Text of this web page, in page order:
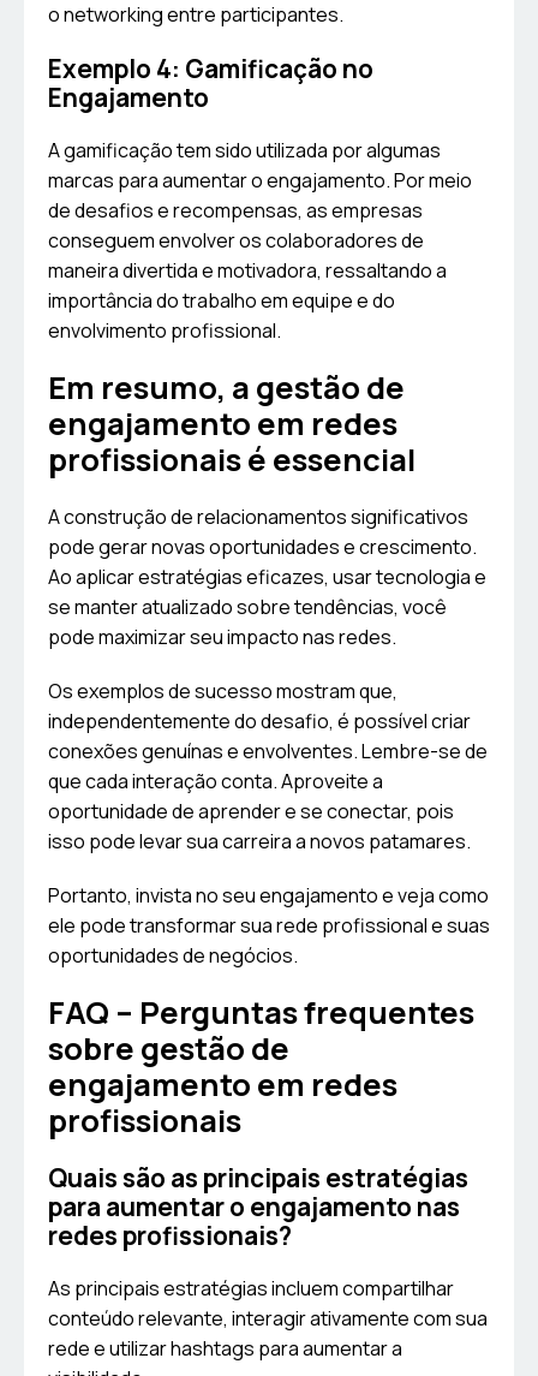
o networking entre participantes.
Exemplo 4: Gamificação no
Engajamento
A gamificação tem sido utilizada por algumas
marcas para aumentar o engajamento. Por meio
de desafios e recompensas, as empresas
conseguem envolver os colaboradores de
maneira divertida e motivadora, ressaltando a
importância do trabalho em equipe e do
envolvimento profissional.
Em resumo, a gestão de
engajamento em redes
profissionais é essencial
A construção de relacionamentos significativos
pode gerar novas oportunidades e crescimento.
Ao aplicar estratégias eficazes, usar tecnologia e
se manter atualizado sobre tendências, você
pode maximizar seu impacto nas redes.
Os exemplos de sucesso mostram que,
independentemente do desafio, é possível criar
conexões genuínas e envolventes. Lembre-se de
que cada interação conta. Aproveite a
oportunidade de aprender e se conectar, pois
isso pode levar sua carreira a novos patamares.
Portanto, invista no seu engajamento e veja como
ele pode transformar sua rede profissional e suas
oportunidades de negócios.
FAQ – Perguntas frequentes
sobre gestão de
engajamento em redes
profissionais
Quais são as principais estratégias
para aumentar o engajamento nas
redes profissionais?
As principais estratégias incluem compartilhar
conteúdo relevante, interagir ativamente com sua
rede e utilizar hashtags para aumentar a